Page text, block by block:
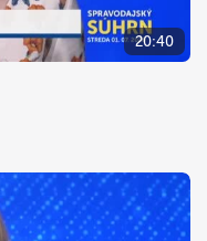
20:40